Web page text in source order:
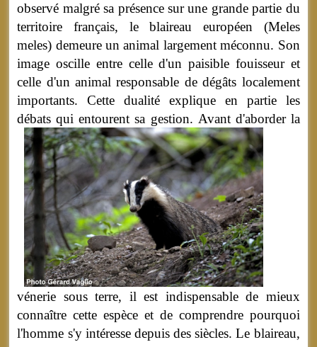
observé malgré sa présence sur une grande partie du
territoire français, le blaireau européen (Meles
meles) demeure un animal largement méconnu. Son
image oscille entre celle d'un paisible fouisseur et
celle d'un animal responsable de dégâts localement
importants. Cette dualité explique en partie les
débats qui entourent sa gestion. Avant d'aborder la
vénerie sous terre, il est indispensable de mieux
connaître cette espèce et de comprendre pourquoi
l'homme s'y intéresse depuis des siècles. Le blaireau,